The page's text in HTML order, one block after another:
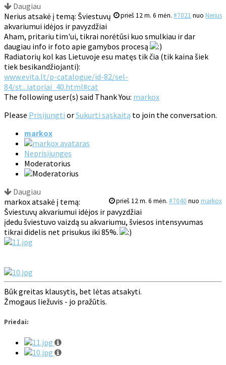
Daugiau
prieš 12 m. 6 mėn. #7021 nuo Nerius
Nerius atsakė į temą: Šviestuvų
akvariumui idėjos ir pavyzdžiai
Aham, pritariu tim'ui, tikrai norėtūsi kuo smulkiau ir dar
daugiau info ir foto apie gamybos procesą
Radiatorių kol kas Lietuvoje esu matęs tik čia (tik kaina šiek
tiek besikandžiojanti):
www.evita.lt/p-catalogue/id-82/sel-
84/st...iatoriai_40.html#cat
The following user(s) said Thank You: markox
Please Prisijungti orSukurti sąskaitą to join the conversation.
markox
Neprisijungęs
Moderatorius
Daugiau
prieš 12 m. 6 mėn. #7040 nuo markox
markox atsakė į temą:
Šviestuvų akvariumui idėjos ir pavyzdžiai
įdedu šviestuvo vaizdą su akvariumu, šviesos intensyvumas
tikrai didelis net prisukus iki 85%.
Būk greitas klausytis, bet lėtas atsakyti.
Žmogaus liežuvis - jo pražūtis.
Priedai: